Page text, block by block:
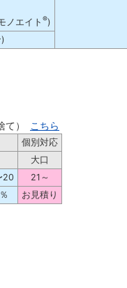
ノエイト ®)
て） こちら
個別対応
大口
20
21～
お見積り